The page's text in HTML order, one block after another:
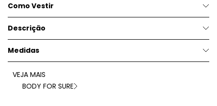
Como Vestir
Descrição
Medidas
VEJA MAIS
BODY FOR SURE